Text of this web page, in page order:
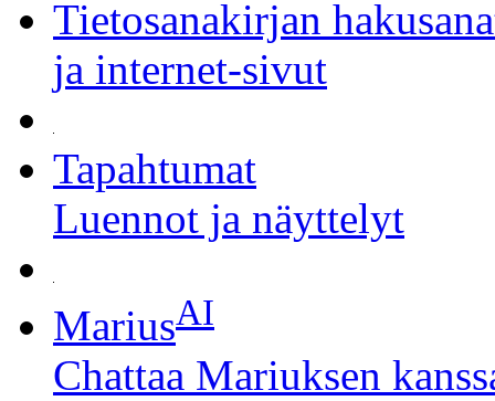
Tietosanakirjan
ja internet-sivut
Tapahtumat
Luennot ja näyttelyt
MariusAI
Chattaa Mariuksen